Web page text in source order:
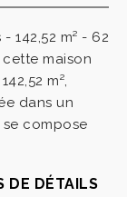
142,52 m² - 62
cette maison
m²,
dans un
compose
DE DÉTAILS